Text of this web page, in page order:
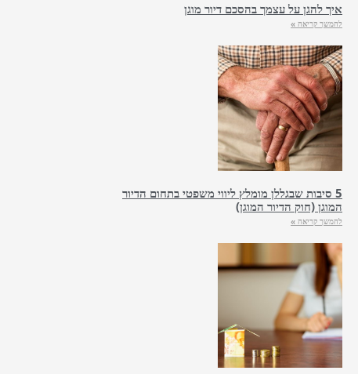
איך להגן על עצמך בהסכם דיור מוגן
להמשך קריאה »
5 סיבות שבגללן מומלץ ליווי משפטי בתחום הדיור
המוגן (חוק הדיור המוגן)
להמשך קריאה »